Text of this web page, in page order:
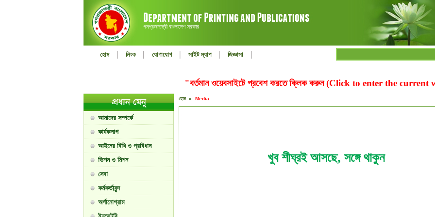
গনপ্রজাতন্ত্রী বাংলাদেশ সরকার
হোম | লিংক | যোগাযোগ | সাইট ম্যাপ | জিজ্ঞাসা |
"বর্তমান ওয়েবসাইটে প্রবেশ করতে ক্লিক করুন (Click to enter the current
আমাদের সম্পর্কে
কার্যকলাপ
আইনের বিধি ও প্রবিধান
ভিশন ও মিশন
সেবা
কর্মকর্তাবৃন্দ
অর্গানোগ্রাম
হোম » Media
খুব শীঘ্রই আসছে, সঙ্গে থাকুন